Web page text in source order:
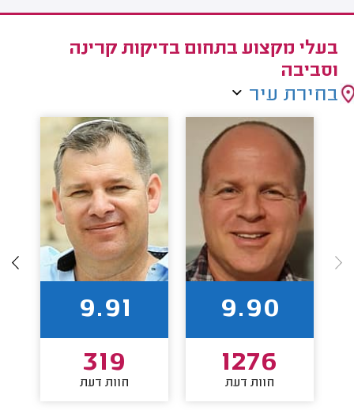
בעלי מקצוע בתחום בדיקות קרינה
וסביבה
בחירת עיר
9.90
1276
חוות דעת
9.91
319
חוות דעת